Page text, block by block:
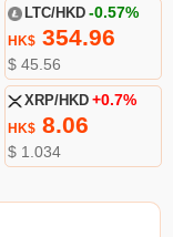
LTC/HKD -0.57%
HK$354.96
$ 45.56
XRP/HKD +0.7%
HK$8.06
$ 1.034